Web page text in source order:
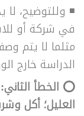
◾ وللتوضيح،
في شركة أو
مثلما لا يتم
الدراسة خارج
⭕️ الخطأ
العليل؛ أكل